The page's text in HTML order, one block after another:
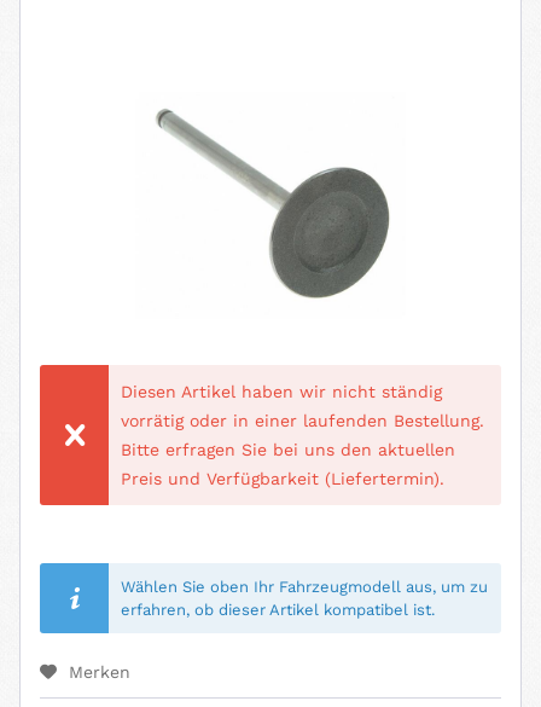
Diesen Artikel haben wir nicht ständig
vorrätig oder in einer laufenden Bestellung.
Bitte erfragen Sie bei uns den aktuellen
Preis und Verfügbarkeit (Liefertermin).
Wählen Sie oben Ihr Fahrzeugmodell aus, um zu
erfahren, ob dieser Artikel kompatibel ist.
Merken